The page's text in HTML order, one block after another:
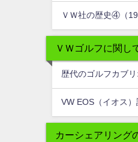
ＶＷ社の歴史④（
ＶＷゴルフに関し
歴代のゴルフカブリ
VW EOS（イオス
カーシェアリング